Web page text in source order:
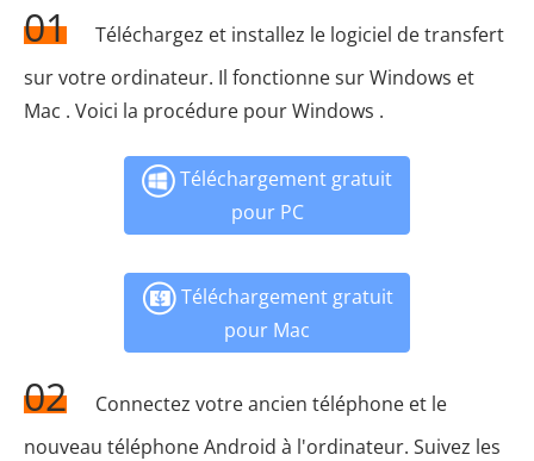
01
Téléchargez et installez le logiciel de transfert
sur votre ordinateur. Il fonctionne sur Windows et
Mac . Voici la procédure pour Windows .
Téléchargement gratuit
pour PC
Téléchargement gratuit
pour Mac
02
Connectez votre ancien téléphone et le
nouveau téléphone Android à l'ordinateur. Suivez les